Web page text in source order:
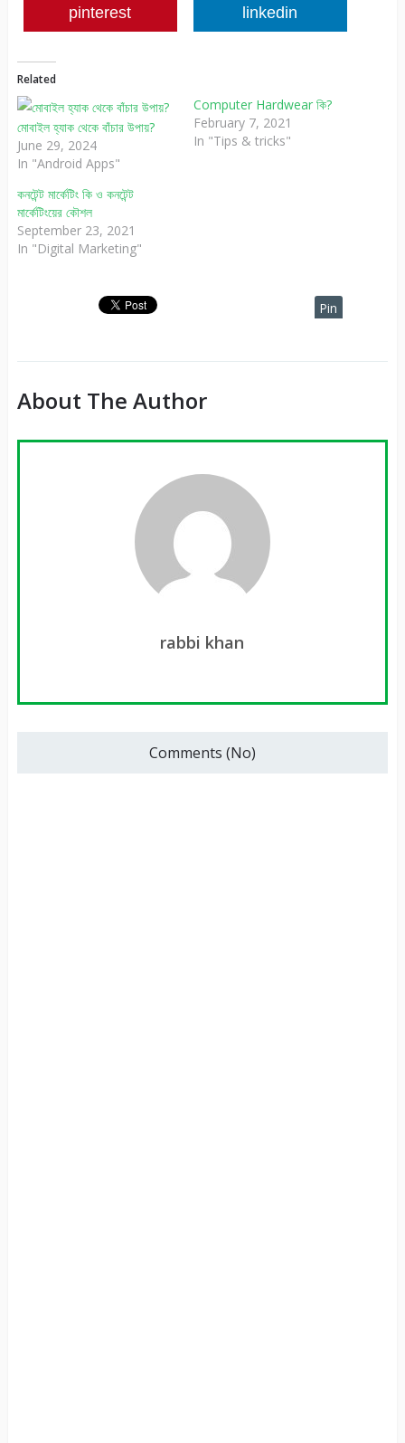
pinterest linkedin
Related
মোবাইল হ্যাক থেকে বাঁচার উপায়?
June 29, 2024
In "Android Apps"
Computer Hardwear কি?
February 7, 2021
In "Tips & tricks"
কনটেন্ট মার্কেটিং কি ও কনটেন্ট
মার্কেটিংয়ের কৌশল
September 23, 2021
In "Digital Marketing"
Pin
About The Author
rabbi khan
Comments (No)